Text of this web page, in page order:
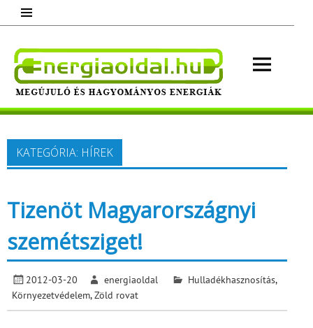
content
Megújuló és hagyományos energiák.
Minden, ami energia!
KATEGÓRIA: HÍREK
Tizenöt Magyarországnyi
szemétsziget!
2012-03-20 energiaoldal Hulladékhasznosítás,
Környezetvédelem,Zöld rovat